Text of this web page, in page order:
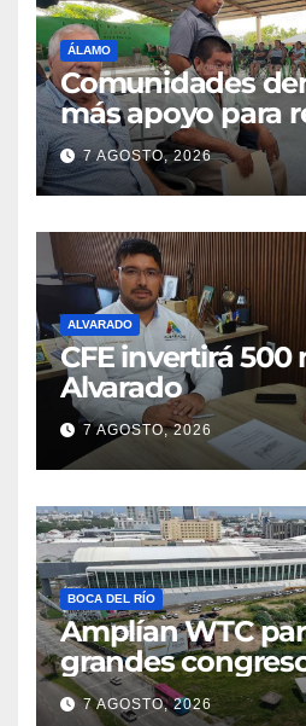
ÁLAMO
Comunidades
más apoyo para
parcelas
7 AGOSTO, 2026
ALVARADO
CFE invertirá 500
Alvarado
7 AGOSTO, 2026
BOCA DEL RÍO
Amplían WTC
grandes
7 AGOSTO, 2026